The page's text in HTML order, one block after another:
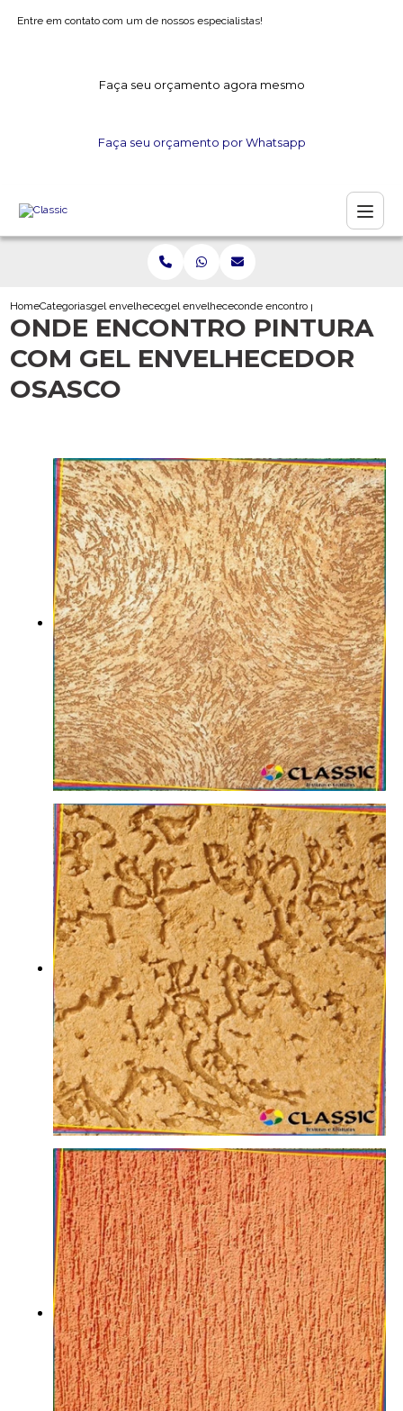
Entre em contato com um de nossos especialistas!
Faça seu orçamento agora mesmo
Faça seu orçamento por Whatsapp
HomeCategoriasgel envelhecedorgel envelhecedor para madeiraonde encontro pintura com gel
ONDE ENCONTRO PINTURA
COM GEL ENVELHECEDOR
OSASCO